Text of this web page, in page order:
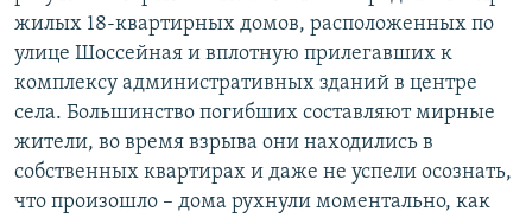
жилых 18-квартирных домов, расположенных по
улице Шоссейная и вплотную прилегавших к
комплексу административных зданий в центре
села. Большинство погибших составляют мирные
жители, во время взрыва они находились в
собственных квартирах и даже не успели осознать,
что произошло – дома рухнули моментально, как